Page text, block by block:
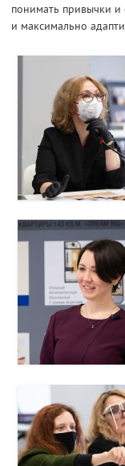
понимать привычки
и максимально